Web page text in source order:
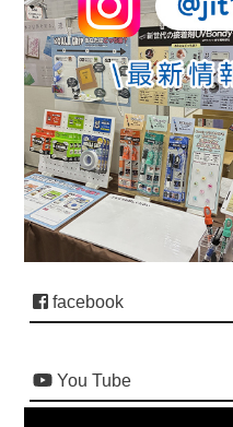
facebook
You Tube